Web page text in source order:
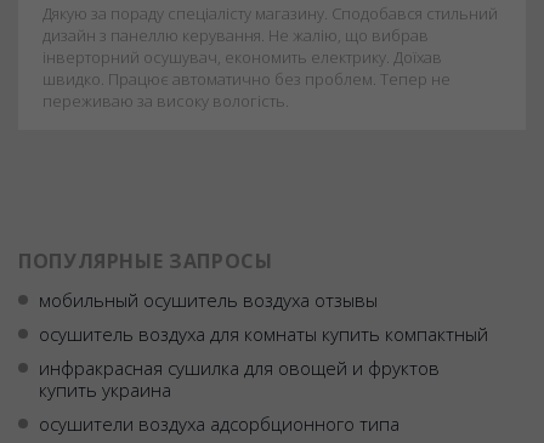
Дякую за пораду спеціалісту магазину. Сподобався стильний
дизайн з панеллю керування. Не жалію, що вибрав
інверторний осушувач, економить електрику. Доїхав
швидко. Працює автоматично без проблем. Тепер не
переживаю за високу вологість.
ПОПУЛЯРНЫЕ ЗАПРОСЫ
мобильный осушитель воздуха отзывы
осушитель воздуха для комнаты купить компактный
инфракрасная сушилка для овощей и фруктов
купить украина
осушители воздуха адсорбционного типа